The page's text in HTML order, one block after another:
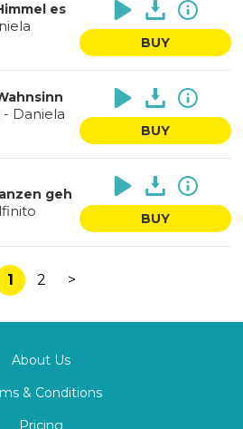
es
BUY
- Daniela
BUY
geh
BUY
1 2 >
About Us
& Conditions
Pricing